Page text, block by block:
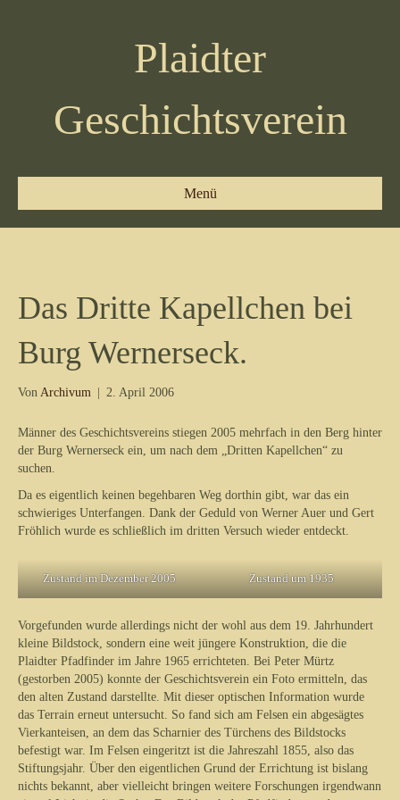
Plaidter
Geschichtsverein
Menü
Das Dritte Kapellchen bei
Burg Wernerseck.
Von Archivum 2. April 2006
Männer des Geschichtsvereins stiegen 2005 mehrfach in den Berg hinter
der Burg Wernerseck ein, um nach dem „Dritten Kapellchen“ zu
suchen.
Da es eigentlich keinen begehbaren Weg dorthin gibt, war das ein
schwieriges Unterfangen. Dank der Geduld von Werner Auer und Gert
Fröhlich wurde es schließlich im dritten Versuch wieder entdeckt.
Zustand im Dezember 2005 Zustand um 1935
Vorgefunden wurde allerdings nicht der wohl aus dem 19. Jahrhundert
kleine Bildstock, sondern eine weit jüngere Konstruktion, die die
Plaidter Pfadfinder im Jahre 1965 errichteten. Bei Peter Mürtz
(gestorben 2005) konnte der Geschichtsverein ein Foto ermitteln, das
den alten Zustand darstellte. Mit dieser optischen Information wurde
das Terrain erneut untersucht. So fand sich am Felsen ein abgesägtes
Vierkanteisen, an dem das Scharnier des Türchens des Bildstocks
befestigt war. Im Felsen eingeritzt ist die Jahreszahl 1855, also das
Stiftungsjahr. Über den eigentlichen Grund der Errichtung ist bislang
nichts bekannt, aber vielleicht bringen weitere Forschungen irgendwann